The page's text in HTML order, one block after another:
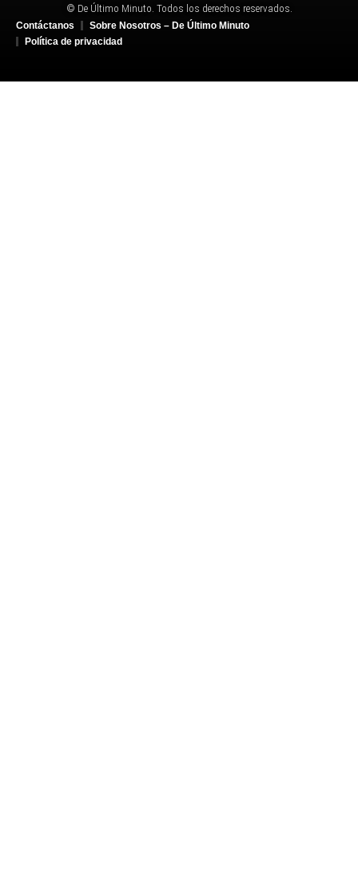
© De Último Minuto. Todos los derechos reservados.
Contáctanos
Sobre Nosotros – De Último Minuto
Política de privacidad